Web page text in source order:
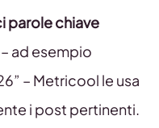
parole chiave
– ad esempio
– Metricool le usa
i post pertinenti.